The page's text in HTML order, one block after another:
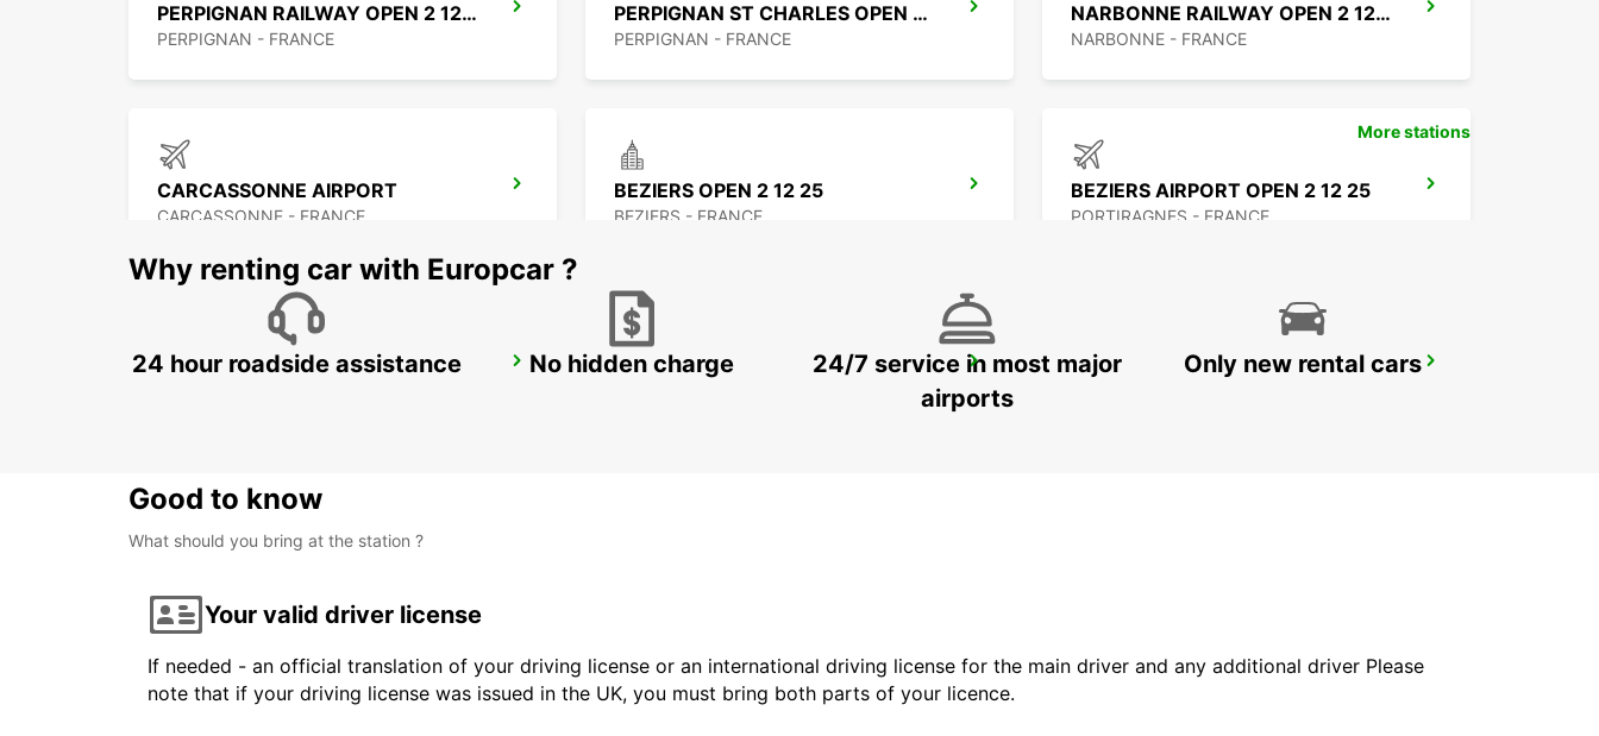
PERPIGNAN RAILWAY OPEN 2 12 25
PERPIGNAN - FRANCE
PERPIGNAN ST CHARLES OPEN 2 12 25
PERPIGNAN - FRANCE
NARBONNE RAILWAY OPEN 2 12 25
NARBONNE - FRANCE
CARCASSONNE AIRPORT
CARCASSONNE - FRANCE
BEZIERS OPEN 2 12 25
BEZIERS - FRANCE
BEZIERS AIRPORT OPEN 2 12 25
PORTIRAGNES - FRANCE
GIRONA MAIN STATION GERONA AIRPORT CASTRES AIRPORT
More stations
Why renting car with Europcar ?
24 hour roadside assistance No hidden charge
24/7 service in most major
airports
Only new rental cars
Good to know
What should you bring at the station ?
Your valid driver license
If needed - an official translation of your driving license or an international driving license for the main driver and any additional driver Please
note that if your driving license was issued in the UK, you must bring both parts of your licence.